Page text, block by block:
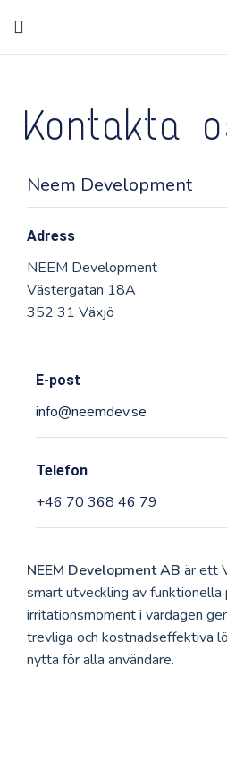
Kontakta
Neem Development
Adress
NEEM Development
Västergatan 18A
352 31 Växjö
E-post
info@neemdev.se
Telefon
+46 70 368 46 79
NEEM Development AB är ett
smart utveckling av
irritationsmoment i vardagen
trevliga och kostnadseffektiva
nytta för alla användare.